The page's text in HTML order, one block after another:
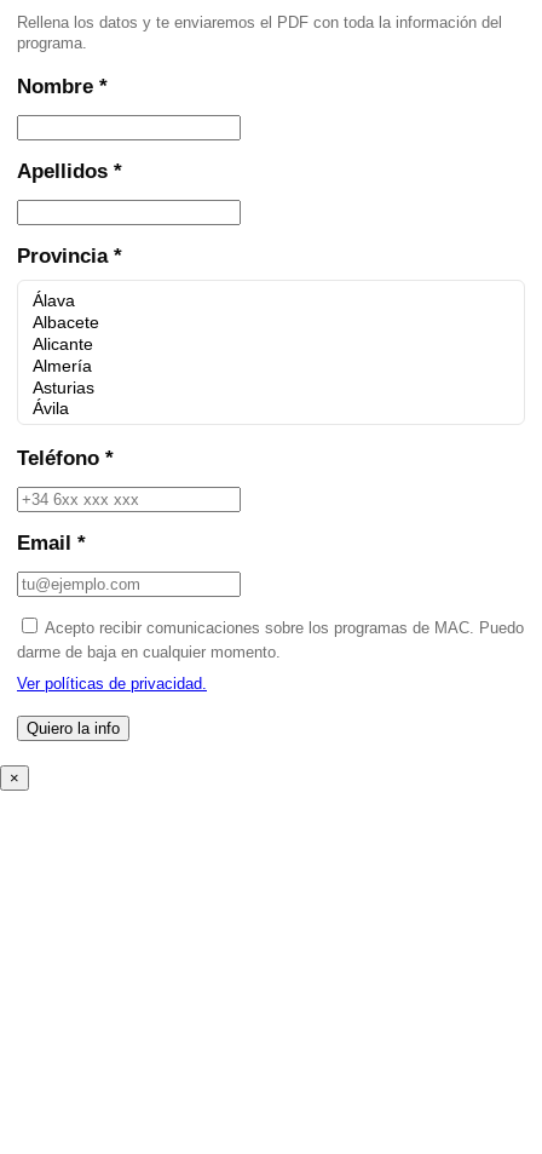
Rellena los datos y te enviaremos el PDF con toda la información del
programa.
Nombre *
Apellidos *
Provincia *
Teléfono *
Email *
Acepto recibir comunicaciones sobre los programas de MAC. Puedo
darme de baja en cualquier momento.
Ver políticas de privacidad.
×